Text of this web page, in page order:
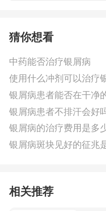
猜你想看
中药能否治疗银屑病
使用什么冲剂可以治疗
银屑病患者能否在干净
银屑病患者不排汗会好
银屑病的治疗费用是多
银屑病斑块见好的征兆
相关推荐